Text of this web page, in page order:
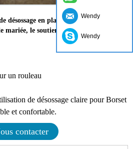
en plastique non coupé
mariée, le soutien-gorge.
un rouleau
de désossage claire pour Borset
et confortable.
contacter
Wendy
Wendy